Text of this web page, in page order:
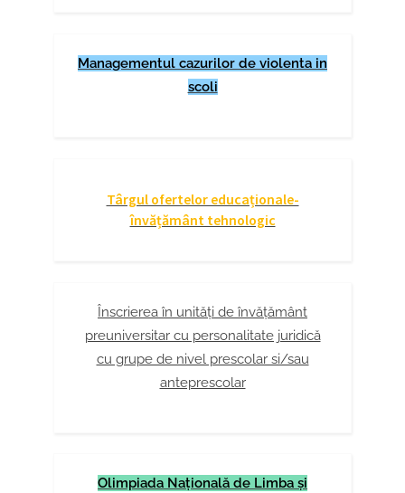
Managementul cazurilor de violenta in
scoli
Târgul ofertelor educaționale-
învățământ tehnologic
Înscrierea în unități de învățământ
preuniversitar cu personalitate juridică
cu grupe de nivel prescolar si/sau
anteprescolar
Olimpiada Naţională de Limba şi